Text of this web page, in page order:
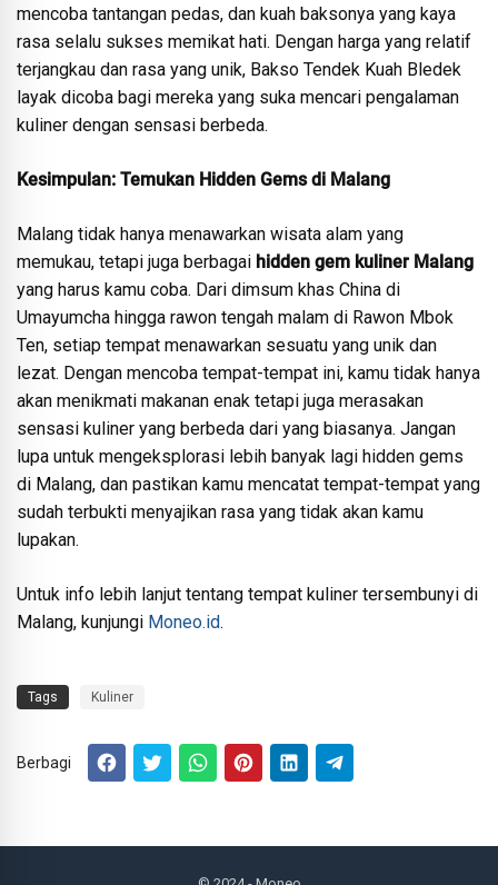
mencoba tantangan pedas, dan kuah baksonya yang kaya
rasa selalu sukses memikat hati. Dengan harga yang relatif
terjangkau dan rasa yang unik, Bakso Tendek Kuah Bledek
layak dicoba bagi mereka yang suka mencari pengalaman
kuliner dengan sensasi berbeda.
Kesimpulan: Temukan Hidden Gems di Malang
Malang tidak hanya menawarkan wisata alam yang
memukau, tetapi juga berbagai hidden gem kuliner Malang
yang harus kamu coba. Dari dimsum khas China di
Umayumcha hingga rawon tengah malam di Rawon Mbok
Ten, setiap tempat menawarkan sesuatu yang unik dan
lezat. Dengan mencoba tempat-tempat ini, kamu tidak hanya
akan menikmati makanan enak tetapi juga merasakan
sensasi kuliner yang berbeda dari yang biasanya. Jangan
lupa untuk mengeksplorasi lebih banyak lagi hidden gems
di Malang, dan pastikan kamu mencatat tempat-tempat yang
sudah terbukti menyajikan rasa yang tidak akan kamu
lupakan.
Untuk info lebih lanjut tentang tempat kuliner tersembunyi di
Malang, kunjungi Moneo.id.
Tags Kuliner
Berbagi